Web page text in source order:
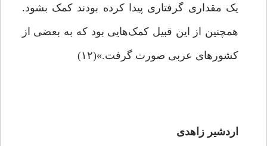
یک مقداری گرفتاری پیدا کرده بودند کمک بشود.
همچنین از این قبیل کمک‌هایی بود که به بعضی از
کشورهای عربی صورت گرفت.»(۱۲)
اردشیر زاهدی